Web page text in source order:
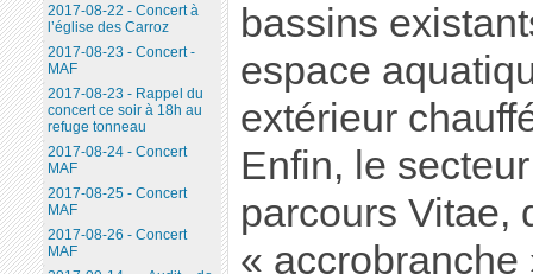
bassins
espace
extérieur
Enfin, le
parcours Vitae,
« accrobranche
2017-08-22 - Concert à
l’église des Carroz
2017-08-23 - Concert -
MAF
2017-08-23 - Rappel du
concert ce soir à 18h au
refuge tonneau
2017-08-24 - Concert
MAF
2017-08-25 - Concert
MAF
2017-08-26 - Concert
MAF